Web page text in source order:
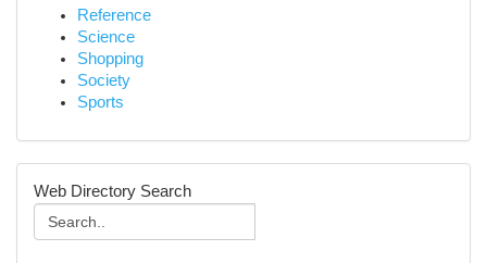
Reference
Science
Shopping
Society
Sports
Web Directory Search